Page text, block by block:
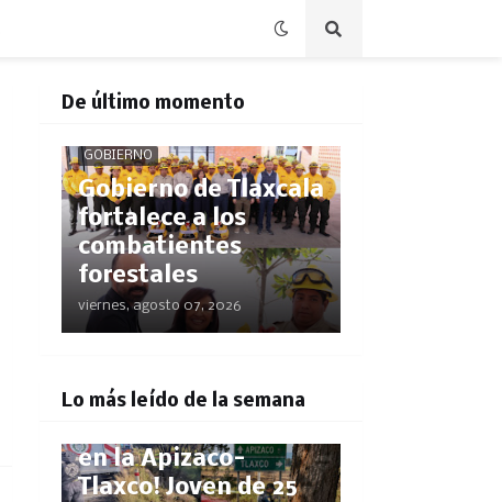
De último momento
GOBIERNO
Gobierno de Tlaxcala
fortalece a los
combatientes
forestales
viernes, agosto 07, 2026
Lo más leído de la semana
POLICÍACA
en la Apizaco-
Tlaxco! Joven de 25